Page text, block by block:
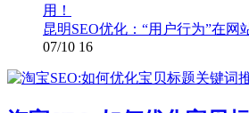
昆明SEO优化：“用户行为”在网
07/10 16